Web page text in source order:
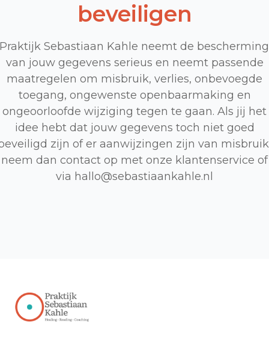
beveiligen
Sebastiaan Kahle neemt de bescherming
van jouw gegevens serieus en neemt passende
maatregelen om misbruik, verlies, onbevoegde
toegang, ongewenste openbaarmaking en
ongeoorloofde wijziging tegen te gaan. Als jij het
idee hebt dat jouw gegevens toch niet goed
zijn of er aanwijzingen zijn van
neem dan contact op met onze klantenservice of
via hallo@sebastiaankahle.nl